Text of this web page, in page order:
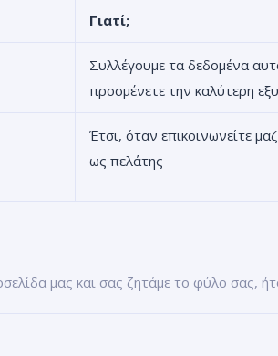
Γιατί;
Συλλέγουμε τα δεδομένα
προσμένετε την καλύτερη
Έτσι, όταν επικοινωνείτε
ως πελάτης
μας και σας ζητάμε το φύλο σας,